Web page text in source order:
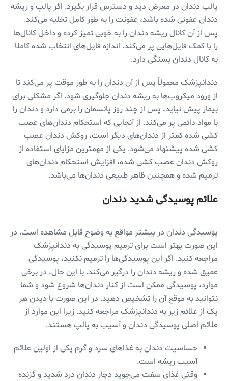
پالپ دندان در معرض دید و دسترس قرار بگیرد. اگر پالپ و ریشه
دندان عفونی شده باشد، عفونت را به طور کامل تخلیه می‌کند.
پس از آن کانال ریشه دندان را به خوبی تمیز کرده و داخل کانال‌ها
را با کمک فایل‌هایی پر می‌کند. اندازه فایل‌های انتخاب شده کاملا
به کانال دندان بستگی دارد.
دندانپزشک معمولاً پس از آن دندان را به طور موقت پر می‌کند تا
از ورود میکروب‌ها به ریشه دندان جلوگیری شود. اگر مشکلی برای
بیمار پیش نیاید، پس از چند روز پانسمان را برمی دارد و دندان را
با مواد دائمی پر می‌کند. از آنجایی که استحکام دندان‌های عصب
کشی شده کمتر از دندان‌های دیگر است، روکش دندان عصب
کشی شده پیشنهاد می‌شود. یکی از مهمترین مزایای استفاده از
روکش دندان عصب کشی شده، افزایش استحکام دندان‌های
ترمیم شده و همچنین ظاهر طبیعی دندان‌ها می‌باشد.
علائم پوسیدگی شدید دندان
پوسیدگی دندان در بیشتر مواقع به وضوح قابل مشاهده است. در
این صورت بهتر است برای ترمیم پوسیدگی به دندانپزشک
مراجعه کنید. اگر این پوسیدگی‌ها را ترمیم نکنید، پوسیدگی
عمیق شده و ریشه دندان را درگیر می‌کند. با این حال، در برخی
موارد، پوسیدگی ممکن است از کنار دندان‌ها شروع شود و شما
نتوانید به موقع آن را تشخیص دهید. در این صورت با دیدن هر
یک از علائم زیر به دندانپزشک مراجعه کنید. زیرا این موارد از
علائم اصلی پوسیدگی دندان و آسیب به پالپ هستند.
حساسیت دندان به غذاهای سرد و گرم یکی از اولین علائم
آسیب ریشه است.
وقتی غذای سفت می‌جوید دچار دندان درد شدید و گزنده